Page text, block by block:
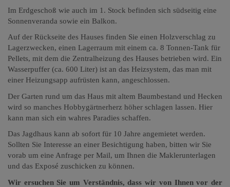
Im Erdgeschoß wie auch im 1. Stock befinden sich südseitig eine
Sonnenveranda sowie ein Balkon.
Auf der Rückseite des Hauses finden Sie einen Holzverschlag zu
Lagerzwecken, einen Lagerraum mit einem ca. 8 Tonnen-Tank für
Pellets, mit dem die Zentralheizung des Hauses betrieben wird. Ein
Wasserpuffer (ca. 600 Liter) ist an das Heizsystem, das man mit
einer Heizungsapp aufrüsten kann, angeschlossen.
Der Garten rund um das Haus mit altem Baumbestand und Hecken
wird so manches Hobbygärtnerherz höher schlagen lassen. Hier
kann man sich ein wahres Paradies schaffen.
Das Jagdhaus kann ab sofort für 10 Jahre angemietet werden.
Sollten Sie Interesse an einer Besichtigung haben, bitten wir Sie
vorab um eine Anfrage per Mail, um Ihnen die Maklerunterlagen
und das Exposé zuschicken zu können.
Wir ersuchen Sie um Verständnis, dass wir von Ihnen vor der